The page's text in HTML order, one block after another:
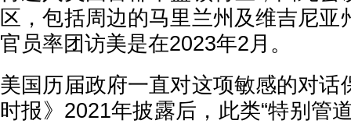
区，包括周边的马里兰州及维吉尼亚
官员率团访美是在2023年2月。
美国历届政府一直对这项敏感的对话
时报》2021年披露后，此类“特别管